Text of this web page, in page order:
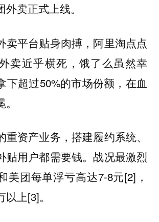
卖正式上线。
卖平台贴身肉搏，阿里淘点点
卖近乎横死，饿了么虽然幸
下超过50%的市场份额，在血
重资产业务，搭建履约系统、
贴用户都需要钱。战况最激烈
美团每单浮亏高达7-8元[2]，
上[3]。